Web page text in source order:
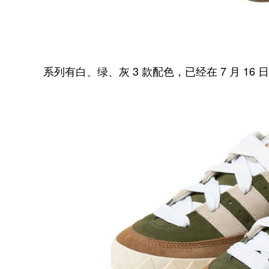
系列有白、绿、灰 3 款配色，已经在 7 月 16